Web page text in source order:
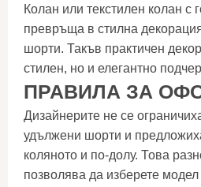
Колан или текстилен колан с
превръща в стилна
шорти. Такъв практичен
стилен, но и елегантно
ПРАВИЛА ЗА
Дизайнерите не се
удължени шорти и
коляното и по-долу. Това
позволява да изберете модел